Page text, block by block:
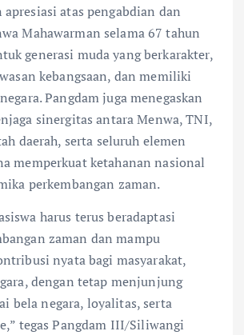
atas pengabdian dan
Mahawarman selama 67 tahun
generasi muda yang berkarakter,
kebangsaan, dan memiliki
Pangdam juga menegaskan
sinergitas antara Menwa, TNI,
daerah, serta seluruh elemen
memperkuat ketahanan nasional
perkembangan zaman.
harus terus beradaptasi
zaman dan mampu
nyata bagi masyarakat,
dengan tetap menjunjung
bela negara, loyalitas, serta
tegas Pangdam III/Siliwangi